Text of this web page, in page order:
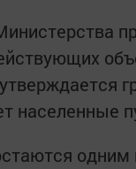
населенные